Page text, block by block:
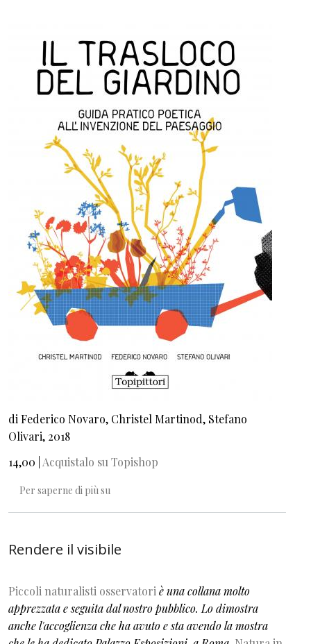
di Federico Novaro, Christel Martinod, Stefano
Olivari, 2018
14,00 | Acquistalo su Topishop
Per saperne di più su
Rendere il visibile
Piccoli naturalisti osservatori è una collana molto
apprezzata e seguita dal nostro pubblico. Lo dimostra
anche l'accoglienza che ha avuto e sta avendo la mostra